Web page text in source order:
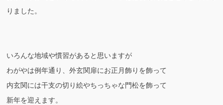
りました。
いろんな地域や慣習があると思いますが
わがやは例年通り、外玄関扉にお正月飾りを飾って
内玄関には干支の切り絵やちっちゃな門松を飾って
新年を迎えます。